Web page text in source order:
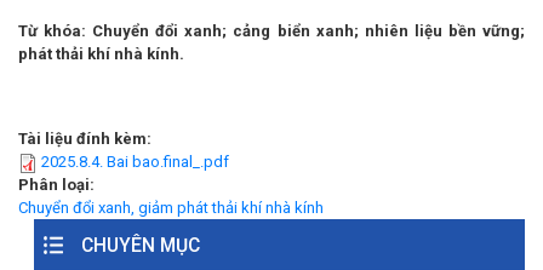
Từ khóa: Chuyển đổi xanh; cảng biển xanh; nhiên liệu bền vững;
phát thải khí nhà kính.
Tài liệu đính kèm:
2025.8.4. Bai bao.final_.pdf
Phân loại:
Chuyển đổi xanh, giảm phát thải khí nhà kính
CHUYÊN MỤC